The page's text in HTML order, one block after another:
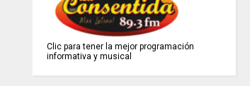
Clic para tener la mejor programación
informativa y musical